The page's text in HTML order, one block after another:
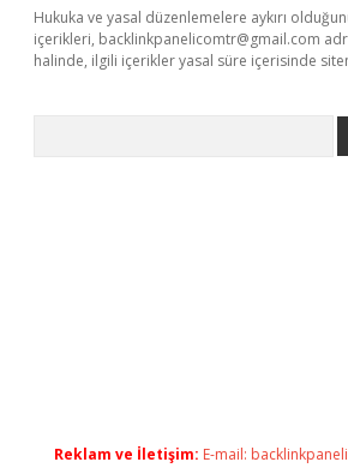
Hukuka ve yasal düzenlemelere aykırı
içerikleri, backlinkpanelicomtr@gmail.com
halinde, ilgili içerikler yasal süre içerisinde
Reklam ve İletişim: E-mail: